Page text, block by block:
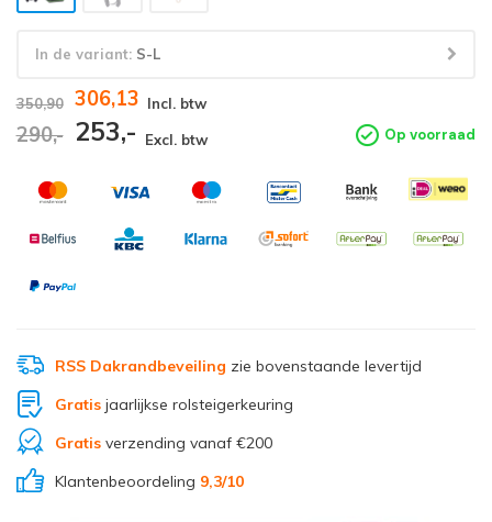
In de variant: S-L
350,90 306,13 Incl. btw
290,- 253,- Excl. btw Op voorraad
RSS Dakrandbeveiling zie bovenstaande levertijd
Gratisjaarlijkse rolsteigerkeuring
Gratisverzending vanaf €200
Klantenbeoordeling 9,3/10